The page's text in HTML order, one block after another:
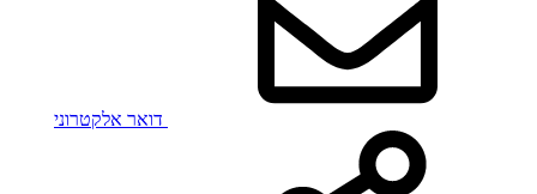
דואר אלקטרוני